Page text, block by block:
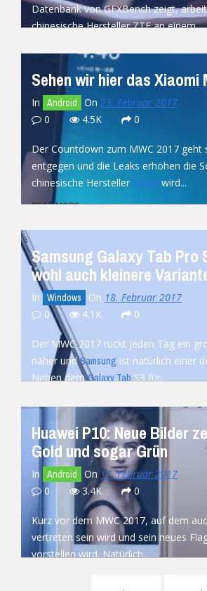
Datenbank von GFXBench zeigt,
chinesische Hersteller ZTE an einem...
Sehen wir hier das Xiaomi
In Android On 23. Februar 2017
0
4.5K 0
Der Countdown zum MWC 2017 geht
entgegen und die Leaks erhöhen die
chinesische Hersteller Xiaomi wird...
READ MORE
Samsung Galaxy Tab Pro
wohl auch kleinere
In Windows On 18. Februar 2017
0
4.1K 0
Der MWC 2017 rückt jeden Tag ein
näher undSamsung ist natürlich einer
Neben demGalaxy TabS3 für...
Huawei P10: Neue Bilder
Gold und sogar Grün
In Android On 17. Februar 2017
0
3.4K 0
Kurz vor dem MWC 2017, auf dem
vertreten sein wird und sein neues
vorstellen wird. Natürlich...